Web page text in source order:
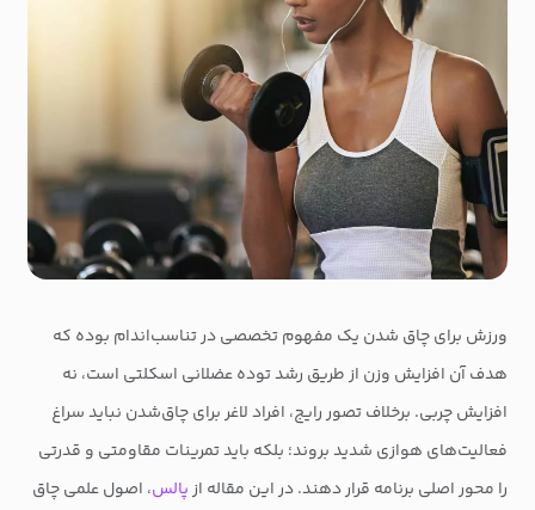
ورزش برای چاق شدن یک مفهوم تخصصی در تناسب‌اندام بوده که
هدف آن افزایش وزن از طریق رشد توده عضلانی اسکلتی است، نه
افزایش چربی. برخلاف تصور رایج، افراد لاغر برای چاق‌شدن نباید سراغ
فعالیت‌های هوازی شدید بروند؛ بلکه باید تمرینات مقاومتی و قدرتی
را محور اصلی برنامه قرار دهند. در این مقاله ازپالس، اصول علمی چاق